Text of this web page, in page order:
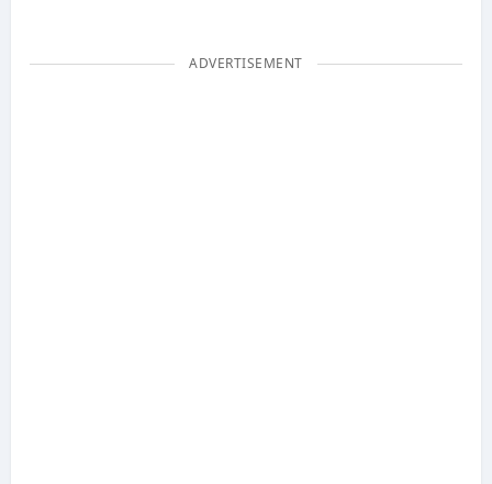
ADVERTISEMENT